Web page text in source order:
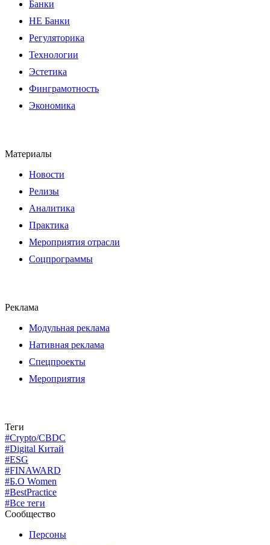
Банки
НЕ Банки
Регуляторика
Технологии
Эстетика
Финграмотность
Экономика
Материалы
Новости
Релизы
Аналитика
Практика
Мероприятия отрасли
Соцпрограммы
Реклама
Модульная реклама
Нативная реклама
Спецпроекты
Мероприятия
Теги
#Crypto/CBDC
#Digital Китай
#ESG
#FINAWARD
#Б.О Women
#BestPractice
#Все теги
Сообщество
Персоны